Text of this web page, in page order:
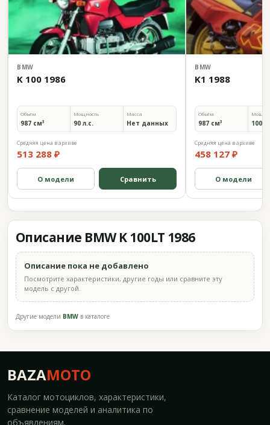
BMW
K 100 1986
Объём
987 см³
Мощность
90 л.с.
Масса
Нет данных
Средняя цена в архиве
513 288 ₽
О модели Сравнить
BMW
K1 1988
Объём
987 см³ 100
Средняя цена в архиве
458 127 ₽
О модели
Описание BMW K 100LT 1986
Описание пока не добавлено
Посмотрите характеристики, другие годы или сравните эту
модель с другой.
Другие модели BMW в каталоге
BAZAMOTO
Каталог мотоциклов, характеристики,
сравнение моделей и аналитика по
объявлениям.